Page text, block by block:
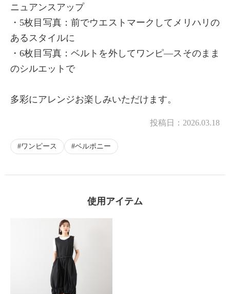
ニュアンスアップ
・5枚目写真：前でウエストマークしてメリハリの
あるスタイルに
・6枚目写真：ベルトを外してワンピ―スそのまま
のシルエットで
多彩にアレンジお楽しみいただけます。
投稿日： 2026.03.18
ワンピース ベルポニー
使用アイテム